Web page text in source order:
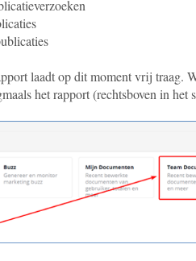
laadt op dit moment vrij traag.
het rapport (rechtsboven in het